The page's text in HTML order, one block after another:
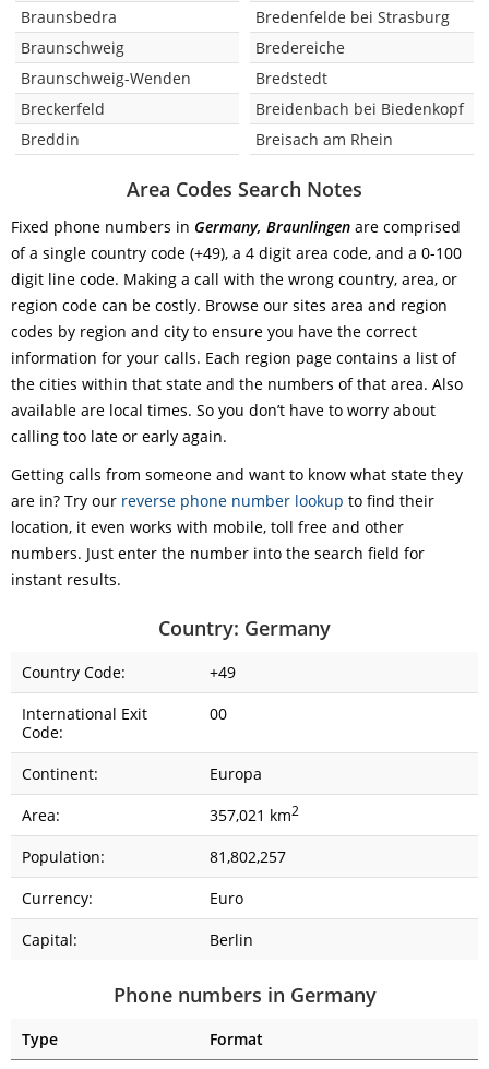
Braunsbedra
Braunschweig
Braunschweig-Wenden
Breckerfeld
Breddin
Bredenfelde bei Strasburg
Bredereiche
Bredstedt
Breidenbach bei Biedenkopf
Breisach am Rhein
Area Codes Search Notes
Fixed phone numbers in Germany, Braunlingen are comprised
of a single country code (+49), a 4 digit area code, and a 0-100
digit line code. Making a call with the wrong country, area, or
region code can be costly. Browse our sites area and region
codes by region and city to ensure you have the correct
information for your calls. Each region page contains a list of
the cities within that state and the numbers of that area. Also
available are local times. So you don’t have to worry about
calling too late or early again.
Getting calls from someone and want to know what state they
are in? Try our reverse phone number lookup to find their
location, it even works with mobile, toll free and other
numbers. Just enter the number into the search field for
instant results.
Country: Germany
Country Code:
+49
International Exit
Code:
00
Continent:
Europa
Area:
357,021 km2
Population:
81,802,257
Currency:
Euro
Capital:
Berlin
Phone numbers in Germany
Type
Format